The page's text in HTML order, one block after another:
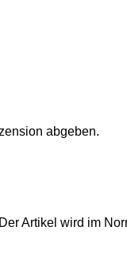
abgeben.
Artikel wird im